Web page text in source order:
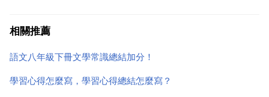
是，一學期之後，我就變了一副模樣了。我以前對班級
相關推薦
語文八年級下冊文學常識總結加分！
學習心得怎麼寫，學習心得總結怎麼寫？